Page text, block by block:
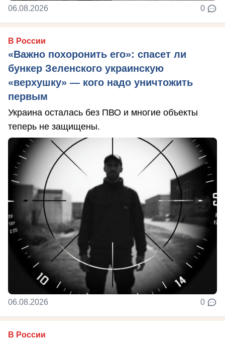
06.08.2026 0
В России
«Важно похоронить его»: спасет ли
бункер Зеленского украинскую
«верхушку» — кого надо уничтожить
первым
Украина осталась без ПВО и многие объекты
теперь не защищены.
06.08.2026 0
В России